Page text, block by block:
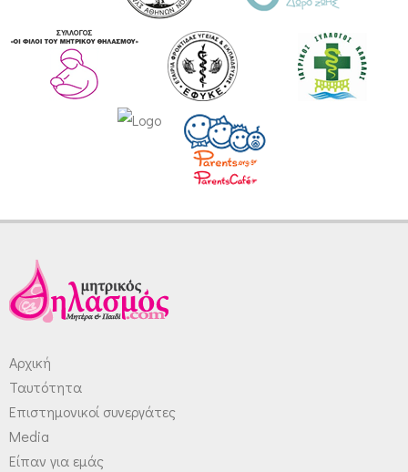
Αρχική
Ταυτότητα
Επιστημονικοί συνεργάτες
Media
Είπαν για εμάς